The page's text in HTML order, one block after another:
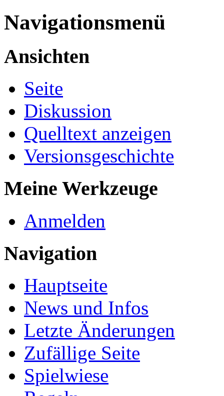
Navigationsmenü
Ansichten
Seite
Diskussion
Quelltext anzeigen
Versionsgeschichte
Meine Werkzeuge
Anmelden
Navigation
Hauptseite
News und Infos
Letzte Änderungen
Zufällige Seite
Spielwiese